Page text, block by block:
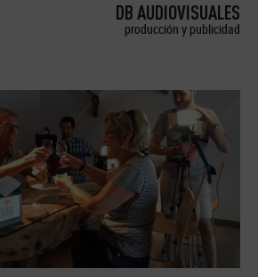
DB AUDIOVISUALES
producción y publicidad